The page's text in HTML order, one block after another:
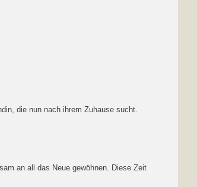
die nun nach ihrem Zuhause sucht.
an all das Neue gewöhnen. Diese Zeit